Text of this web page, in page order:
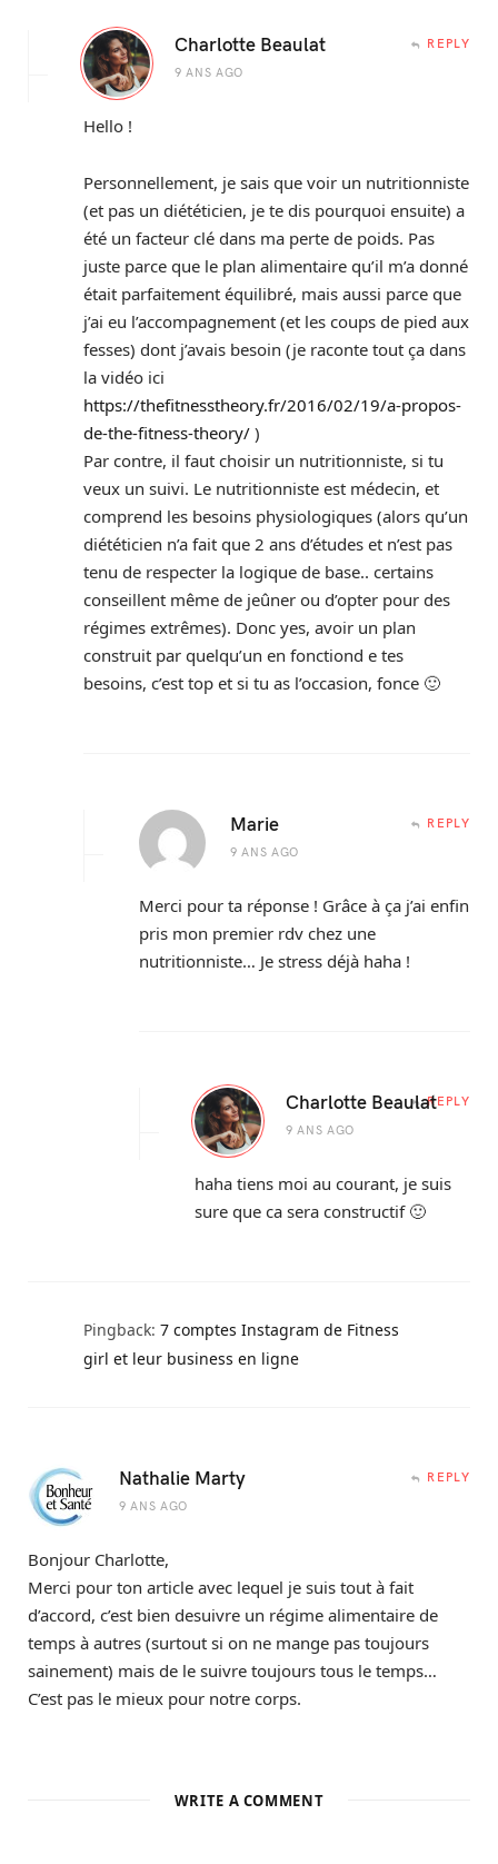
Charlotte Beaulat
9 ANS AGO
REPLY
Hello !
Personnellement, je sais que voir un nutritionniste
(et pas un diététicien, je te dis pourquoi ensuite) a
été un facteur clé dans ma perte de poids. Pas
juste parce que le plan alimentaire qu’il m’a donné
était parfaitement équilibré, mais aussi parce que
j’ai eu l’accompagnement (et les coups de pied aux
fesses) dont j’avais besoin (je raconte tout ça dans
la vidéo ici
https://thefitnesstheory.fr/2016/02/19/a-propos-
de-the-fitness-theory/ )
Par contre, il faut choisir un nutritionniste, si tu
veux un suivi. Le nutritionniste est médecin, et
comprend les besoins physiologiques (alors qu’un
diététicien n’a fait que 2 ans d’études et n’est pas
tenu de respecter la logique de base.. certains
conseillent même de jeûner ou d’opter pour des
régimes extrêmes). Donc yes, avoir un plan
construit par quelqu’un en fonctiond e tes
besoins, c’est top et si tu as l’occasion, fonce 🙂
Marie
9 ANS AGO
REPLY
Merci pour ta réponse ! Grâce à ça j’ai enfin
pris mon premier rdv chez une
nutritionniste… Je stress déjà haha !
Charlotte Beaulat
9 ANS AGO
REPLY
haha tiens moi au courant, je suis
sure que ca sera constructif 🙂
Pingback: 7 comptes Instagram de Fitness
girl et leur business en ligne
Nathalie Marty
9 ANS AGO
REPLY
Bonjour Charlotte,
Merci pour ton article avec lequel je suis tout à fait
d’accord, c’est bien desuivre un régime alimentaire de
temps à autres (surtout si on ne mange pas toujours
sainement) mais de le suivre toujours tous le temps…
C’est pas le mieux pour notre corps.
WRITE A COMMENT